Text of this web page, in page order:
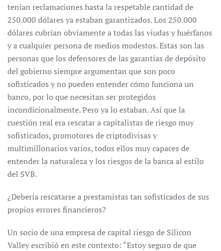
tenían reclamaciones hasta la respetable cantidad de
250.000 dólares ya estaban garantizados. Los 250.000
dólares cubrían obviamente a todas las viudas y huérfanos
y a cualquier persona de medios modestos. Estas son las
personas que los defensores de las garantías de depósito
del gobierno siempre argumentan que son poco
sofisticados y no pueden entender cómo funciona un
banco, por lo que necesitan ser protegidos
incondicionalmente. Pero ya lo estaban. Así que la
cuestión real era rescatar a capitalistas de riesgo muy
sofisticados, promotores de criptodivisas y
multimillonarios varios, todos ellos muy capaces de
entender la naturaleza y los riesgos de la banca al estilo
del SVB.
¿Debería rescatarse a prestamistas tan sofisticados de sus
propios errores financieros?
Un socio de una empresa de capital riesgo de Silicon
Valley escribió en este contexto: “Estoy seguro de que